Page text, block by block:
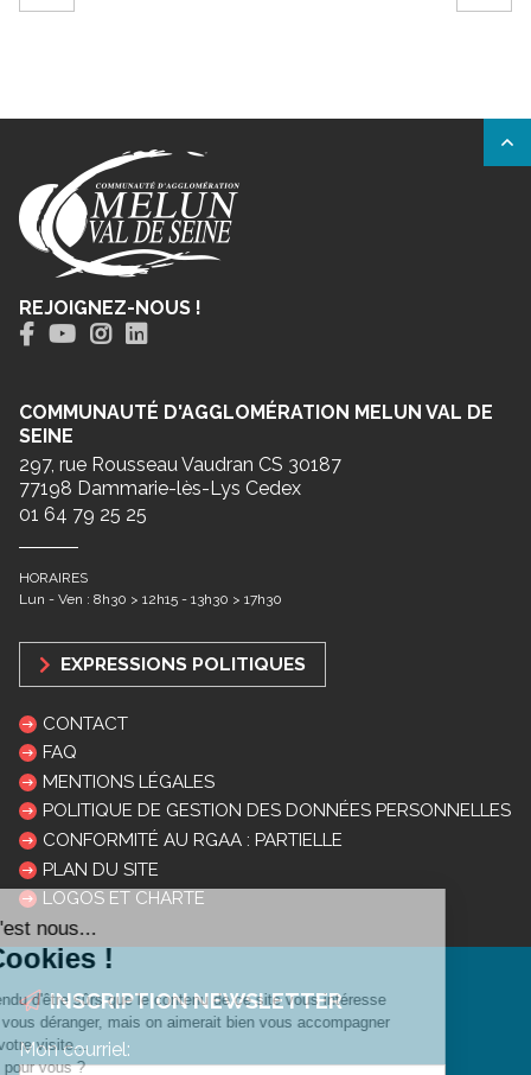
REJOIGNEZ-NOUS !
COMMUNAUTÉ D'AGGLOMÉRATION MELUN VAL DE
SEINE
297, rue Rousseau Vaudran CS 30187
77198 Dammarie-lès-Lys Cedex
01 64 79 25 25
HORAIRES
Lun - Ven : 8h30 > 12h15 - 13h30 > 17h30
EXPRESSIONS POLITIQUES
CONTACT
FAQ
MENTIONS LÉGALES
POLITIQUE DE GESTION DES DONNÉES PERSONNELLES
CONFORMITÉ AU RGAA : PARTIELLE
PLAN DU SITE
LOGOS ET CHARTE
INSCRIPTION NEWSLETTER
Mon courriel: